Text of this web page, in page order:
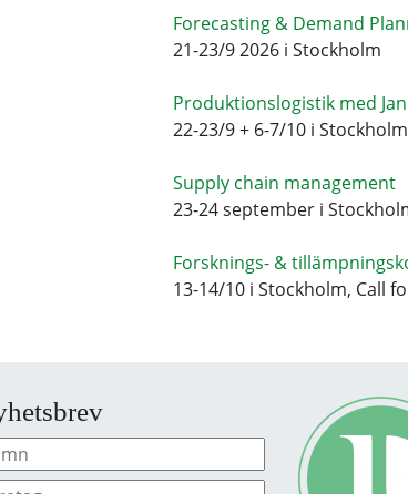
Forecasting & Demand
21-23/9 2026 i Stockholm
Produktionslogistik med
22-23/9 + 6-7/10 i Stockholm
Supply chain management
23-24 september i
Forsknings- &
13-14/10 i Stockholm, Call